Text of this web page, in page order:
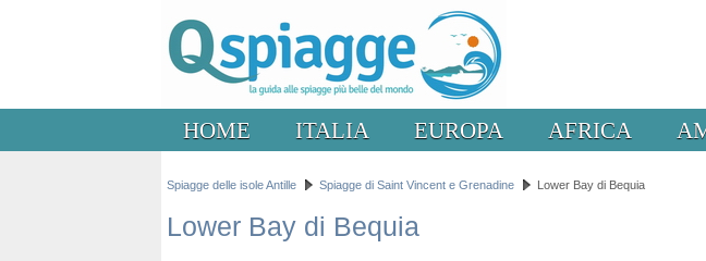
HOME ITALIA EUROPA AFRICA
Spiagge delle isole Antille Spiagge di Saint Vincent e Grenadine Lower Bay di Bequia
Lower Bay di Bequia